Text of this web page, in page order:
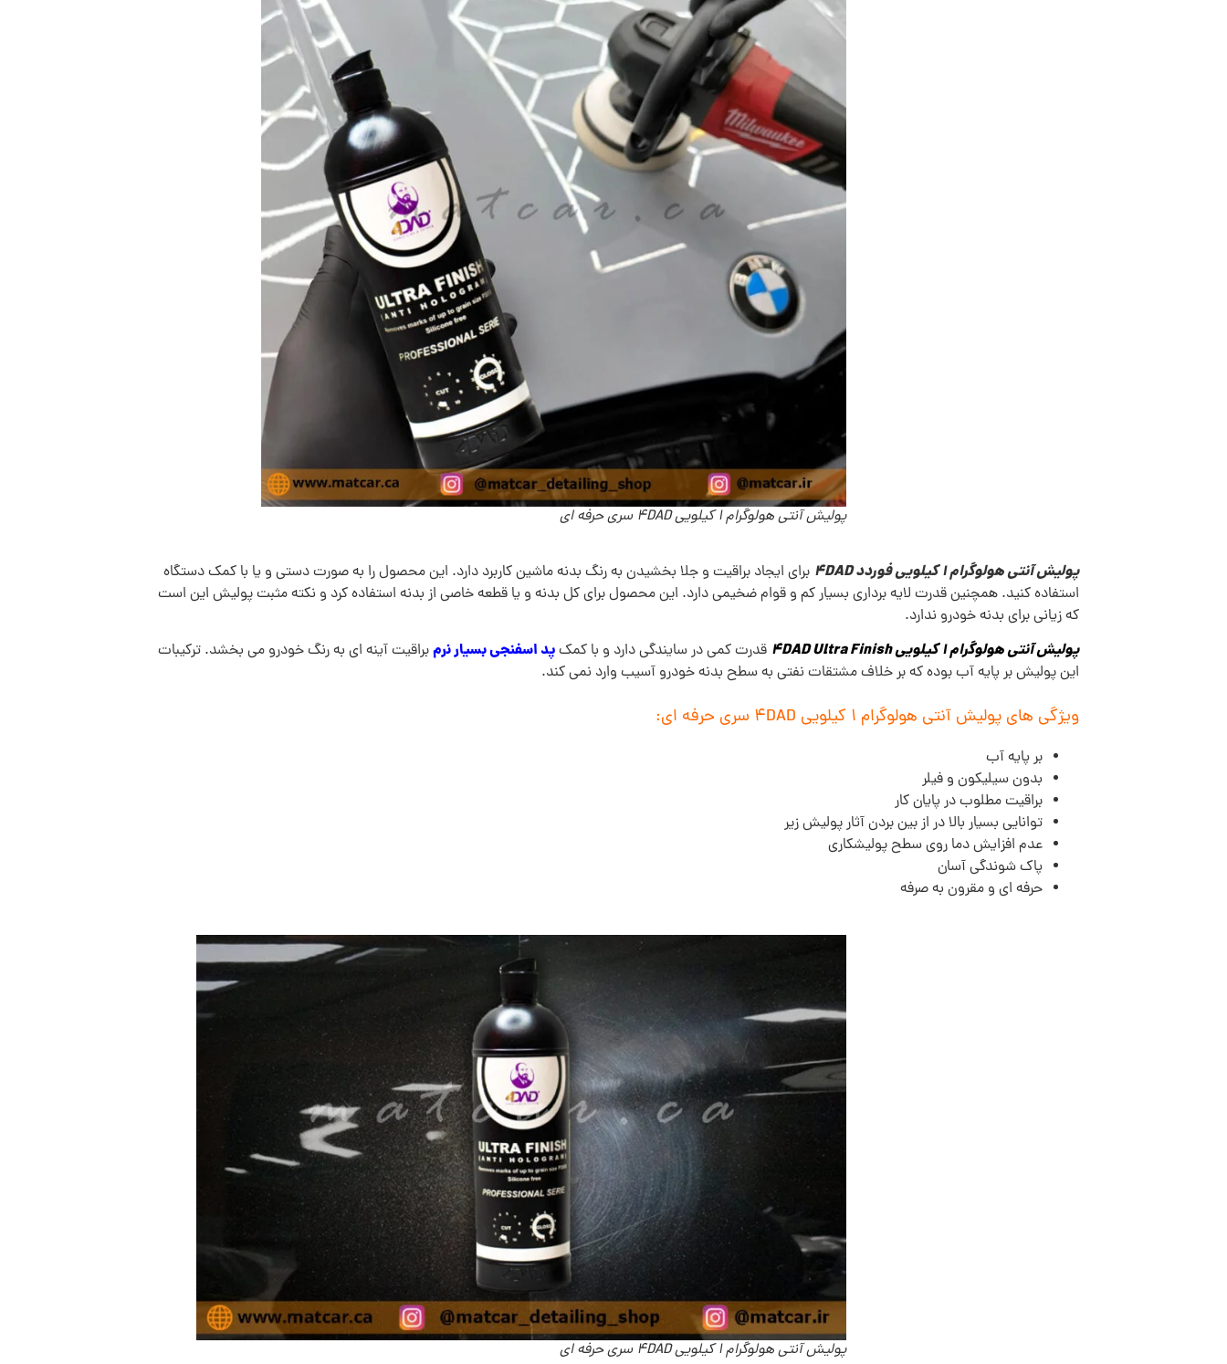
پولیش آنتی هولوگرام 1 کیلویی 4DAD سری حرفه ای
پولیش آنتی هولوگرام 1 کیلویی فوردد 4DAD
برای ایجاد براقیت و جلا بخشیدن به رنگ بدنه ماشین کاربرد دارد. این محصول را به صورت دستی و یا با کمک دستگاه
استفاده کنید. همچنین قدرت لایه برداری بسیار کم و قوام ضخیمی دارد. این محصول برای کل بدنه و یا قطعه خاصی از بدنه استفاده کرد و نکته مثبت پولیش این است
که زیانی برای بدنه خودرو ندارد.
پولیش آنتی هولوگرام 1 کیلویی 4DAD Ultra Finish قدرت کمی در سایندگی دارد و با کمکپد اسفنجی بسیار نرمبراقیت آینه ای به رنگ خودرو می بخشد. ترکیبات
این پولیش بر پایه آب بوده که بر خلاف مشتقات نفتی به سطح بدنه خودرو آسیب وارد نمی کند.
ویژگی های پولیش آنتی هولوگرام 1 کیلویی 4DAD سری حرفه ای:
بر پایه آب
بدون سیلیکون و فیلر
براقیت مطلوب در پایان کار
توانایی بسیار بالا در از بین بردن آثار پولیش زیر
عدم افزایش دما روی سطح پولیشکاری
پاک شوندگی آسان
حرفه ای و مقرون به صرفه
پولیش آنتی هولوگرام 1 کیلویی 4DAD سری حرفه ای